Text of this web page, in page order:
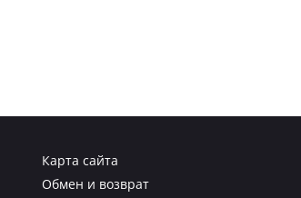
Карта сайта
Обмен и возврат